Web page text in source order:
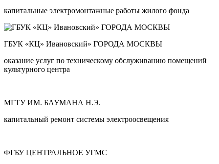
капитальные электромонтажные работы жилого фонда
ГБУК «КЦ» Ивановский» ГОРОДА МОСКВЫ
оказание услуг по техническому обслуживанию помещений
культурного центра
МГТУ ИМ. БАУМАНА Н.Э.
капитальный ремонт системы электроосвещения
ФГБУ ЦЕНТРАЛЬНОЕ УГМС